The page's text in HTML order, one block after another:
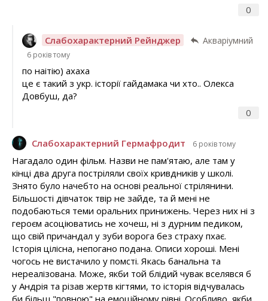
0
Слабохарактерний Рейнджер Акваріумний
6 років тому
0
по наітію) ахаха
це є такий з укр. історії гайдамака чи хто.. Олекса
Довбуш, да?
Слабохарактерний Гермафродит 6 років тому
Нагадало один фільм. Назви не пам'ятаю, але там у
кінці два друга постріляли своїх кривдників у школі.
Знято було начебто на основі реальної стрілянини.
Більшості дівчаток твір не зайде, та й мені не
подобаються теми оральних принижень. Через них ні з
героєм асоціюватись не хочеш, ні з дурним педиком,
що свій причандал у зуби ворога без страху пхає.
Історія цілісна, непогано подана. Описи хороші. Мені
чогось не вистачило у помсті. Якась банальна та
нереалізована. Може, якби той блідий чувак вселявся б
у Андрія та різав жертв кігтями, то історія відчувалась